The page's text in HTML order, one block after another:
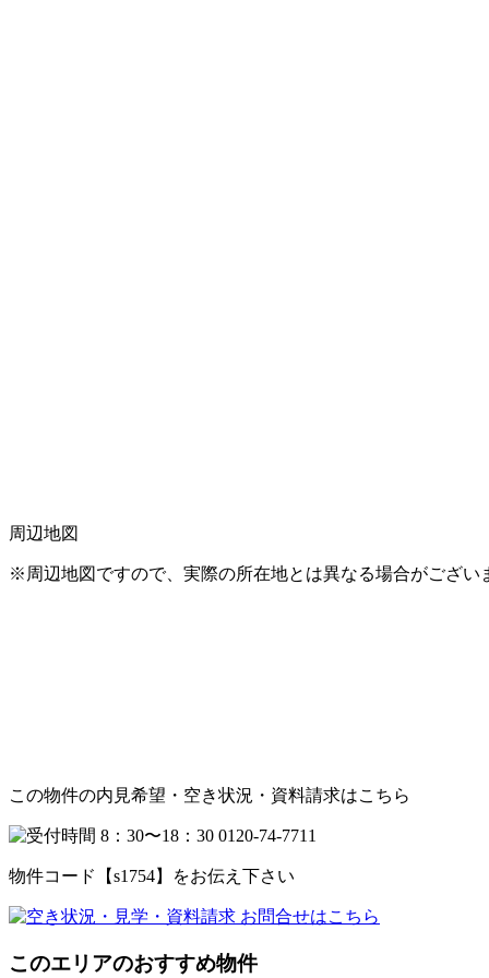
周辺地図
※周辺地図ですので、実際の所在地とは異なる場合がござい
この物件の内見希望・空き状況・資料請求はこちら
物件コード 【s1754】 をお伝え下さい
このエリアのおすすめ物件